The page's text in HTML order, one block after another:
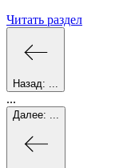
Читать раздел
Назад:
...
Далее: